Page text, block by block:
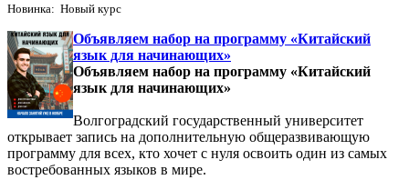
Новинка: Новый курс
Объявляем набор на программу «Китайский
язык для начинающих»
Объявляем набор на программу «Китайский
язык для начинающих»
Волгоградский государственный университет
открывает запись на дополнительную общеразвивающую
программу для всех, кто хочет с нуля освоить один из самых
востребованных языков в мире.